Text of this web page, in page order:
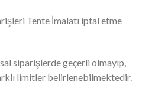
Tente İmalatı iptal etme
siparişlerde geçerli olmayıp,
limitler belirlenebilmektedir.